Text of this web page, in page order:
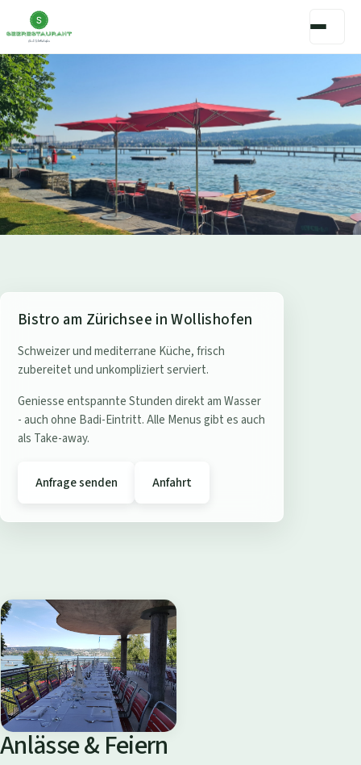
S
e
e
e
s
r
B
a
d
i
W
o
l
Bistro am Zürichsee in Wollishofen
Schweizer und mediterrane Küche, frisch
zubereitet und unkompliziert serviert.
Geniesse entspannte Stunden direkt am Wasser
- auch ohne Badi-Eintritt. Alle Menus gibt es auch
als Take-away.
Anfrage senden Anfahrt
Anlässe & Feiern